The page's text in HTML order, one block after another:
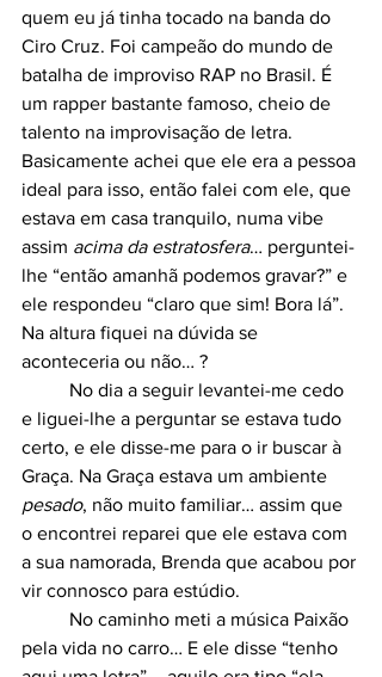
quem eu já tinha tocado na banda do
Ciro Cruz. Foi campeão do mundo de
batalha de improviso RAP no Brasil. É
um rapper bastante famoso, cheio de
talento na improvisação de letra.
Basicamente achei que ele era a pessoa
ideal para isso, então falei com ele, que
estava em casa tranquilo, numa vibe
assim acima da estratosfera… perguntei-
lhe “então amanhã podemos gravar?” e
ele respondeu “claro que sim! Bora lá”.
Na altura fiquei na dúvida se
aconteceria ou não… ?
e liguei-lhe a perguntar se estava tudo
certo, e ele disse-me para o ir buscar à
Graça. Na Graça estava um ambiente
pesado, não muito familiar… assim que
o encontrei reparei que ele estava com
a sua namorada, Brenda que acabou por
vir connosco para estúdio.
pela vida no carro… E ele disse “tenho